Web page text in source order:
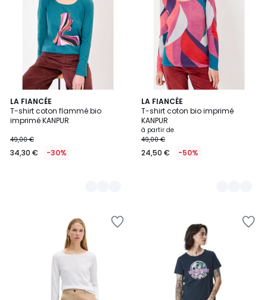
LA FIANCÉE
T-shirt coton flammé bio
imprimé KANPUR
49,00 €
34,30 € -30%
2
Couleurs
LA FIANCÉE
T-shirt coton bio imprimé
KANPUR
à partir de
49,00 €
24,50 € -50%
2
Couleurs